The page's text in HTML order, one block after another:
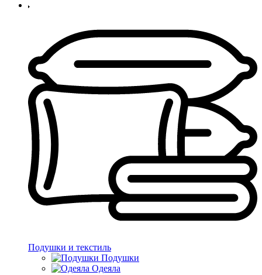
Подушки и текстиль
Подушки
Одеяла